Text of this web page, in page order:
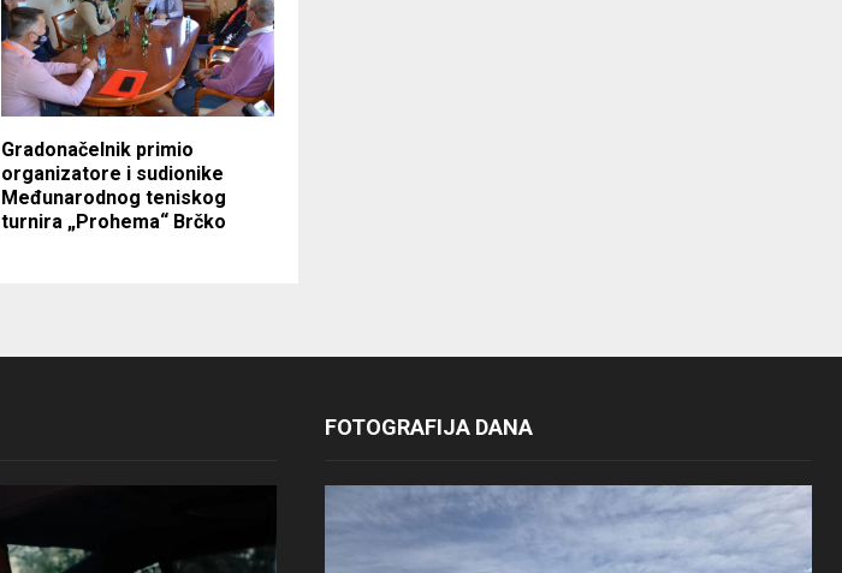
Gradonačelnik primio
organizatore i sudionike
Međunarodnog teniskog
turnira „Prohema“ Brčko
FOTOGRAFIJA DANA